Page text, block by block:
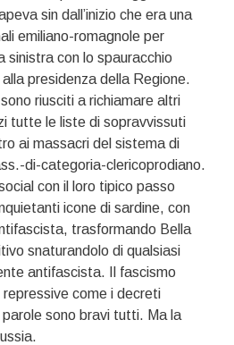
sin dall’inizio che era una
emiliano-romagnole per
sinistra con lo spauracchio
presidenza della Regione.
riusciti a richiamare altri
tutte le liste di sopravvissuti
ai massacri del sistema di
di-categoria-clericoprodiano.
con il loro tipico passo
icone di sardine, con
trasformando Bella
snaturandolo di qualsiasi
antifascista. Il fascismo
come i decreti
parole sono bravi tutti. Ma la